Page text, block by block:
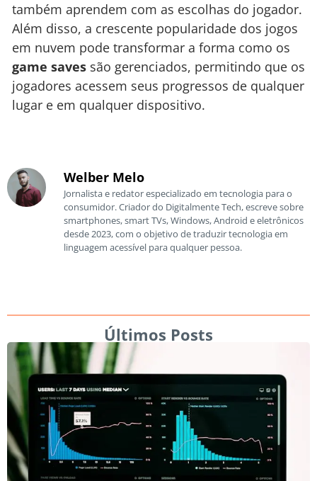
também aprendem com as escolhas do jogador.
Além disso, a crescente popularidade dos jogos
em nuvem pode transformar a forma como os
game saves são gerenciados, permitindo que os
jogadores acessem seus progressos de qualquer
lugar e em qualquer dispositivo.
Welber Melo
Jornalista e redator especializado em tecnologia para o
consumidor. Criador do Digitalmente Tech, escreve sobre
smartphones, smart TVs, Windows, Android e eletrônicos
desde 2023, com o objetivo de traduzir tecnologia em
linguagem acessível para qualquer pessoa.
Últimos Posts